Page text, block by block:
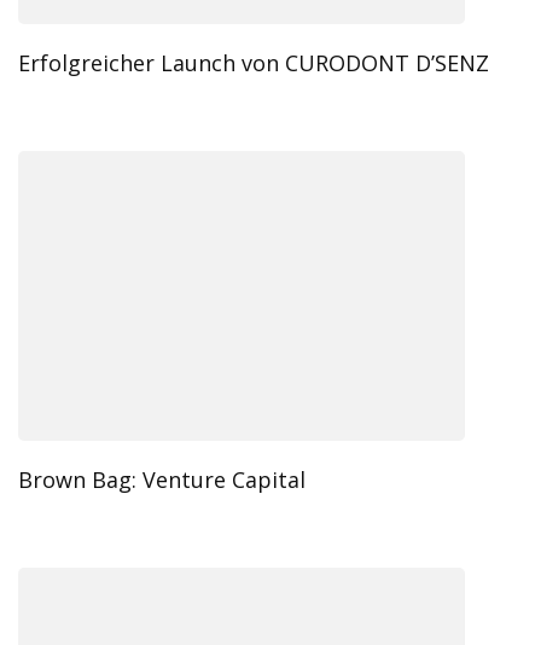
Erfolgreicher Launch von CURODONT D’SENZ
Brown Bag: Venture Capital